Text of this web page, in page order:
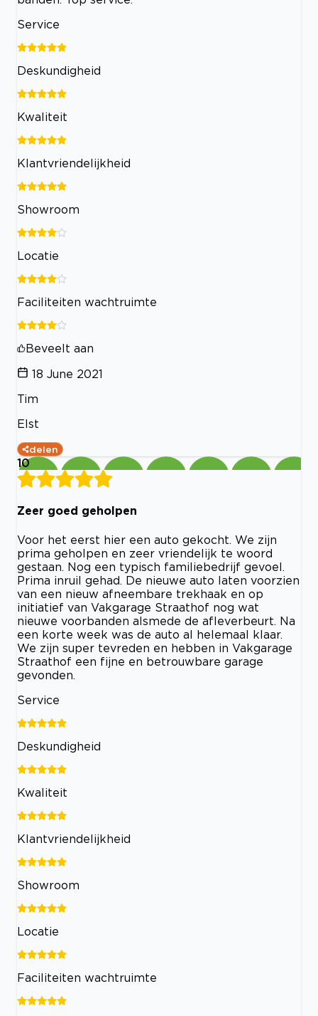
Service
Deskundigheid
Kwaliteit
Klantvriendelijkheid
Showroom
Locatie
Faciliteiten wachtruimte
Beveelt aan
18 June 2021
Tim
Elst
delen
10
Zeer goed geholpen
Voor het eerst hier een auto gekocht. We zijn
prima geholpen en zeer vriendelijk te woord
gestaan. Nog een typisch familiebedrijf gevoel.
Prima inruil gehad. De nieuwe auto laten voorzien
van een nieuw afneembare trekhaak en op
initiatief van Vakgarage Straathof nog wat
nieuwe voorbanden alsmede de afleverbeurt. Na
een korte week was de auto al helemaal klaar.
We zijn super tevreden en hebben in Vakgarage
Straathof een fijne en betrouwbare garage
gevonden.
Service
Deskundigheid
Kwaliteit
Klantvriendelijkheid
Showroom
Locatie
Faciliteiten wachtruimte